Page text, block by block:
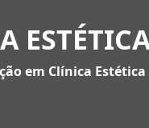
em Clínica